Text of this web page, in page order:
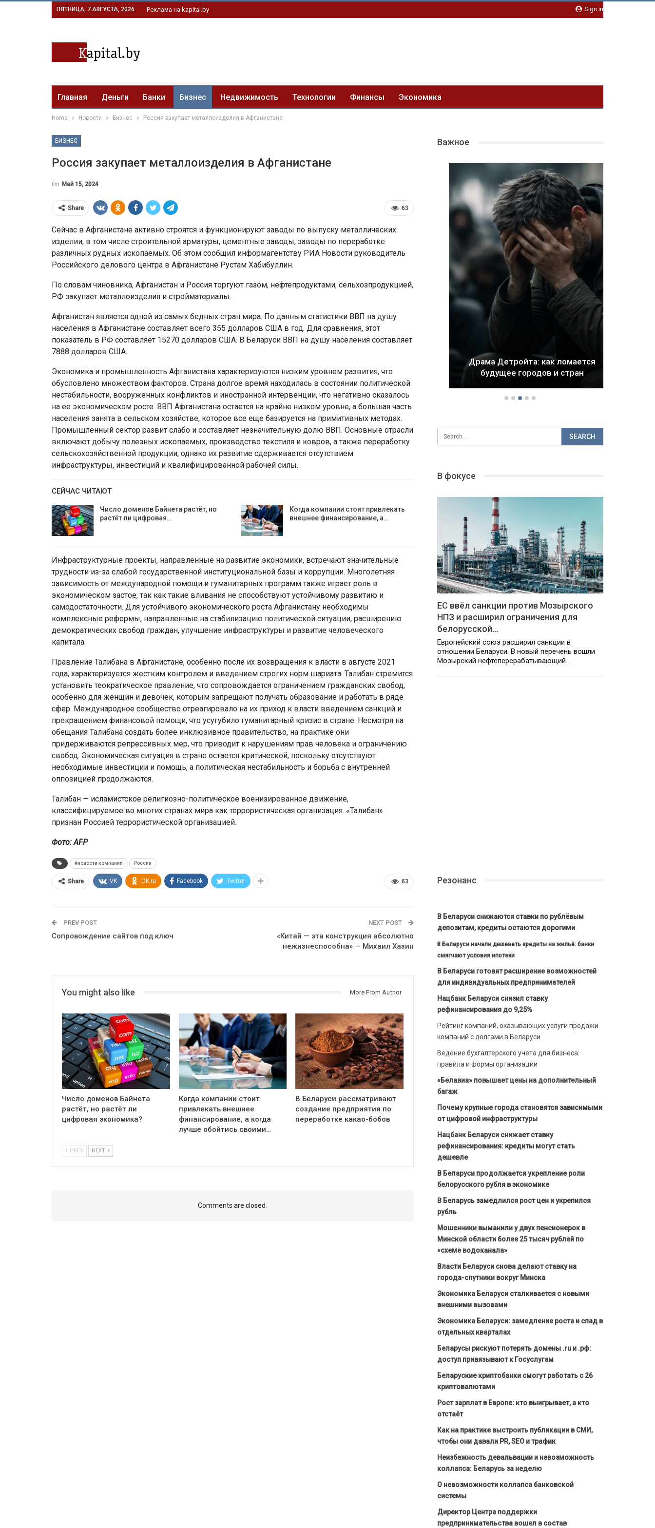
Sign in
ПЯТНИЦА, 7 АВГУСТА, 2026 Реклама на kapital.by
Главная Деньги Банки Бизнес Недвижимость Технологии Финансы Экономика
Home Новости Бизнес Россия закупает металлоизделия в Афганистане
БИЗНЕС
Россия закупает металлоизделия в Афганистане
On Май 15, 2024
63
Share
Сейчас в Афганистане активно строятся и функционируют заводы по выпуску металлических
изделии, в том числе строительной арматуры, цементные заводы, заводы по переработке
различных рудных ископаемых. Об этом сообщил информагентству РИА Новости руководитель
Российского делового центра в Афганистане Рустам Хабибуллин.
По словам чиновника, Афганистан и Россия торгуют газом, нефтепродуктами, сельхозпродукцией,
РФ закупает металлоизделия и стройматериалы.
Афганистан является одной из самых бедных стран мира. По данным статистики ВВП на душу
населения в Афганистане составляет всего 355 долларов США в год. Для сравнения, этот
показатель в РФ составляет 15270 долларов США. В Беларуси ВВП на душу населения составляет
7888 долларов США.
Экономика и промышленность Афганистана характеризуются низким уровнем развития, что
обусловлено множеством факторов. Страна долгое время находилась в состоянии политической
нестабильности, вооруженных конфликтов и иностранной интервенции, что негативно сказалось
на ее экономическом росте. ВВП Афганистана остается на крайне низком уровне, а большая часть
населения занята в сельском хозяйстве, которое все еще базируется на примитивных методах.
Промышленный сектор развит слабо и составляет незначительную долю ВВП. Основные отрасли
включают добычу полезных ископаемых, производство текстиля и ковров, а также переработку
сельскохозяйственной продукции, однако их развитие сдерживается отсутствием
инфраструктуры, инвестиций и квалифицированной рабочей силы.
СЕЙЧАС ЧИТАЮТ
Число доменов Байнета растёт, но
растёт ли цифровая…
Когда компании стоит привлекать
внешнее финансирование, а…
Инфраструктурные проекты, направленные на развитие экономики, встречают значительные
трудности из-за слабой государственной институциональной базы и коррупции. Многолетняя
зависимость от международной помощи и гуманитарных программ также играет роль в
экономическом застое, так как такие вливания не способствуют устойчивому развитию и
самодостаточности. Для устойчивого экономического роста Афганистану необходимы
комплексные реформы, направленные на стабилизацию политической ситуации, расширению
демократических свобод граждан, улучшение инфраструктуры и развитие человеческого
капитала.
Правление Талибана в Афганистане, особенно после их возвращения к власти в августе 2021
года, характеризуется жестким контролем и введением строгих норм шариата. Талибан стремится
установить теократическое правление, что сопровождается ограничением гражданских свобод,
особенно для женщин и девочек, которым запрещают получать образование и работать в ряде
сфер. Международное сообщество отреагировало на их приход к власти введением санкций и
прекращением финансовой помощи, что усугубило гуманитарный кризис в стране. Несмотря на
обещания Талибана создать более инклюзивное правительство, на практике они
придерживаются репрессивных мер, что приводит к нарушениям прав человека и ограничению
свобод. Экономическая ситуация в стране остается критической, поскольку отсутствуют
необходимые инвестиции и помощь, а политическая нестабильность и борьба с внутренней
оппозицией продолжаются.
Талибан — исламистское религиозно-политическое военизированное движение,
классифицируемое во многих странах мира как террористическая организация. «Талибан»
признан Россией террористической организацией.
Фото: AFP
#новости компаний Россия
63
Share VK OK.ru Facebook Twitter
PREV POST
Сопровождение сайтов под ключ
NEXT POST
«Китай — эта конструкция абсолютно
нежизнеспособна» — Михаил Хазин
You might also like More From Author
Число доменов Байнета
растёт, но растёт ли
цифровая экономика?
Когда компании стоит
привлекать внешнее
финансирование, а когда
лучше обойтись своими…
В Беларуси рассматривают
создание предприятия по
переработке какао-бобов
PREV NEXT
Comments are closed.
Важное
ЕС ввёл санкции против
ограничения для белорусской…
Минска
Драма Детройта: как ломается
будущее городов и стран
В фокусе
ЕС ввёл санкции против Мозырского
НПЗ и расширил ограничения для
белорусской…
Европейский союз расширил санкции в
отношении Беларуси. В новый перечень вошли
Мозырский нефтеперерабатывающий…
Резонанс
В Беларуси снижаются ставки по рублёвым
депозитам, кредиты остаются дорогими
В Беларуси начали дешеветь кредиты на жильё: банки
смягчают условия ипотеки
В Беларуси готовят расширение возможностей
для индивидуальных предпринимателей
Нацбанк Беларуси снизил ставку
рефинансирования до 9,25%
Рейтинг компаний, оказывающих услуги продажи
компаний с долгами в Беларуси
Ведение бухгалтерского учета для бизнеса:
правила и формы организации
«Белавиа» повышает цены на дополнительный
багаж
Почему крупные города становятся зависимыми
от цифровой инфраструктуры
Нацбанк Беларуси снижает ставку
рефинансирования: кредиты могут стать
дешевле
В Беларуси продолжается укрепление роли
белорусского рубля в экономике
В Беларусь замедлился рост цен и укрепился
рубль
Мошенники выманили у двух пенсионерок в
Минской области более 25 тысяч рублей по
«схеме водоканала»
Власти Беларуси снова делают ставку на
города-спутники вокруг Минска
Экономика Беларуси сталкивается с новыми
внешними вызовами
Экономика Беларуси: замедление роста и спад в
отдельных кварталах
Беларусы рискуют потерять домены .ru и .рф:
доступ привязывают к Госуслугам
Беларуские криптобанки смогут работать с 26
криптовалютами
Рост зарплат в Европе: кто выигрывает, а кто
отстаёт
Как на практике выстроить публикации в СМИ,
чтобы они давали PR, SEO и трафик
Неизбежность девальвации и невозможность
коллапса: Беларусь за неделю
О невозможности коллапса банковской
системы
Директор Центра поддержки
предпринимательства вошел в состав